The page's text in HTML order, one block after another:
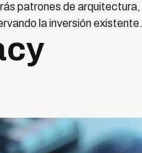
patrones de arquitectura,
la inversión existente.